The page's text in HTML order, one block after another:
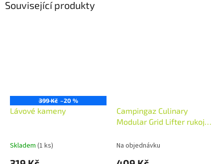
Související produkty
399 Kč –20 %
Lávové kameny
Skladem (1 ks)
Campingaz Culinary
Modular Grid Lifter rukojeť
Na objednávku